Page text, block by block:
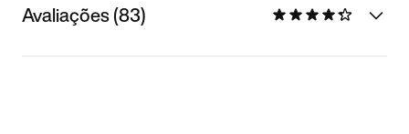
Avaliações (83)